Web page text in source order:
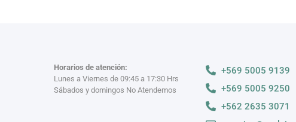
Horarios de atención:
Lunes a Viernes de 09:45 a 17:30 Hrs
Sábados y domingos No Atendemos
+569 5005 9139
+569 5005 9250
+562 2635 3071